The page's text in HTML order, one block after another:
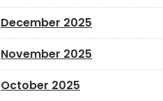
December 2025
November 2025
October 2025